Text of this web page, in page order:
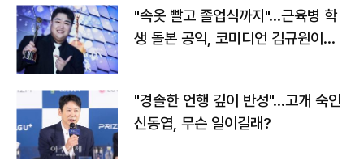
"속옷 빨고 졸업식까지"…근육병 학
생 돌본 공익, 코미디언 김규원이었
"경솔한 언행 깊이 반성"…고개 숙인
신동엽, 무슨 일이길래?